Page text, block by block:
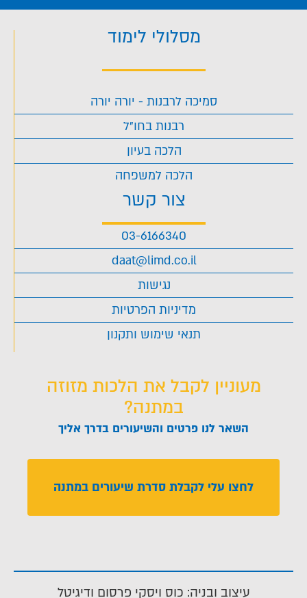
מסלולי לימוד
סמיכה לרבנות - יורה יורה
רבנות בחו"ל
הלכה בעיון
הלכה למשפחה
צור קשר
03-6166340
daat@limd.co.il
נגישות
מדיניות הפרטיות
תנאי שימוש ותקנון
מעוניין לקבל את הלכות מזוזה
במתנה?
השאר לנו פרטים והשיעורים בדרך אליך
לחצו עלי לקבלת סדרת שיעורים במתנה
עיצוב ובניה: כוס ויסקי פרסום ודיגיטל